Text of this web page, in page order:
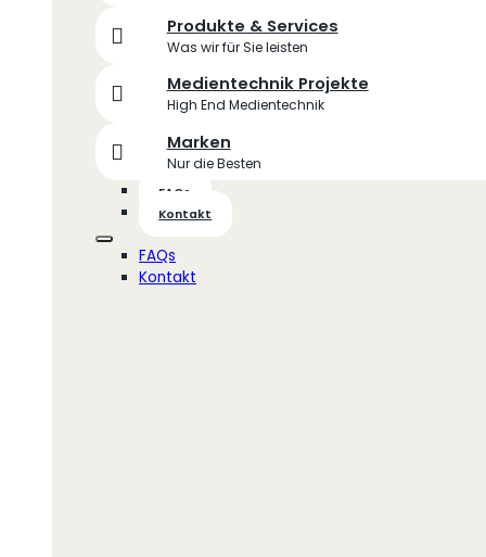
Produkte & Services
Was wir für Sie leisten
Medientechnik Projekte
High End Medientechnik
Marken
Nur die Besten
FAQs
Kontakt
FAQs
Kontakt